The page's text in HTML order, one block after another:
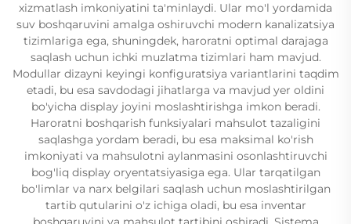
xizmatlash imkoniyatini ta'minlaydi. Ular mo'l yordamida
suv boshqaruvini amalga oshiruvchi modern kanalizatsiya
tizimlariga ega, shuningdek, haroratni optimal darajaga
saqlash uchun ichki muzlatma tizimlari ham mavjud.
Modullar dizayni keyingi konfiguratsiya variantlarini taqdim
etadi, bu esa savdodagi jihatlarga va mavjud yer oldini
bo'yicha display joyini moslashtirishga imkon beradi.
Haroratni boshqarish funksiyalari mahsulot tazaligini
saqlashga yordam beradi, bu esa maksimal ko'rish
imkoniyati va mahsulotni aylanmasini osonlashtiruvchi
bog'liq display oryentatsiyasiga ega. Ular tarqatilgan
bo'limlar va narx belgilari saqlash uchun moslashtirilgan
tartib qutularini o'z ichiga oladi, bu esa inventar